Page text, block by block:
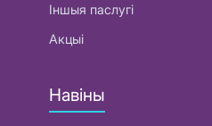
Іншыя паслугі
Акцыі
Навіны